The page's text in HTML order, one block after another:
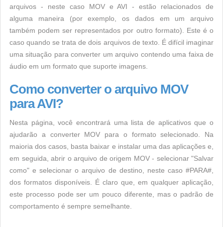
arquivos - neste caso MOV e AVI - estão relacionados de
alguma maneira (por exemplo, os dados em um arquivo
também podem ser representados por outro formato). Este é o
caso quando se trata de dois arquivos de texto. É difícil imaginar
uma situação para converter um arquivo contendo uma faixa de
áudio em um formato que suporte imagens.
Como converter o arquivo MOV
para AVI?
Nesta página, você encontrará uma lista de aplicativos que o
ajudarão a converter MOV para o formato selecionado. Na
maioria dos casos, basta baixar e instalar uma das aplicações e,
em seguida, abrir o arquivo de origem MOV - selecionar "Salvar
como" e selecionar o arquivo de destino, neste caso #PARA#,
dos formatos disponíveis. É claro que, em qualquer aplicação,
este processo pode ser um pouco diferente, mas o padrão de
comportamento é sempre semelhante.